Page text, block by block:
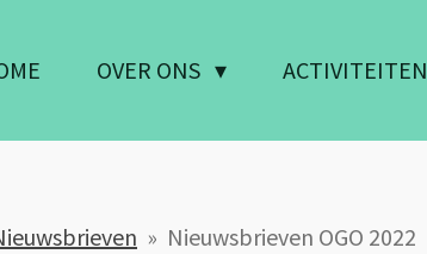
OVER ONS ACTIVITEITEN
» Nieuwsbrieven OGO 2022